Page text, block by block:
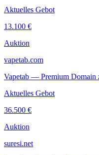
Aktuelles Gebot
13.100 €
Auktion
vapetab.com
Vapetab — Premium Domain
Aktuelles Gebot
36.500 €
Auktion
suresi.net